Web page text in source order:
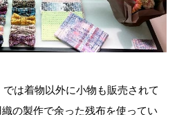
は着物以外に小物も販売されて
の製作で余った残布を使ってい